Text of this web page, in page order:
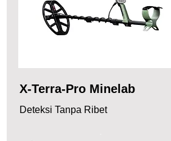
X-Terra-Pro Minelab
Deteksi Tanpa Ribet